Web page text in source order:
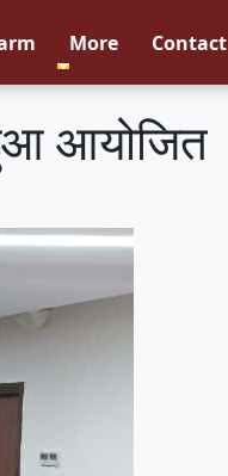
More Contact
आयोजित